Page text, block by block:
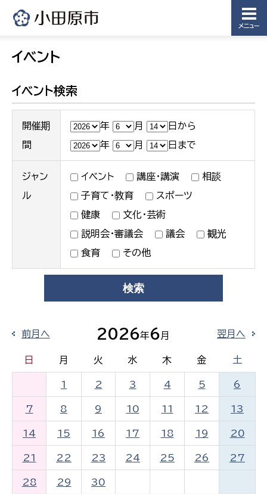
メニュー
イベント
イベント検索
開催期
間
年 月
日から
年
月 日まで
ジャン
ル
イベント 講座・講演
相談
子育て・教育
スポーツ
健康
文化・芸術
説明会・審議会
議会
観光
食育
その他
前月へ 2026年6月 翌月へ
日 月 火 水 木 金 土
1 2 3 4 5 6
7 8 9 10 11 12 13
14 15 16 17 18 19 20
21 22 23 24 25 26 27
28 29 30